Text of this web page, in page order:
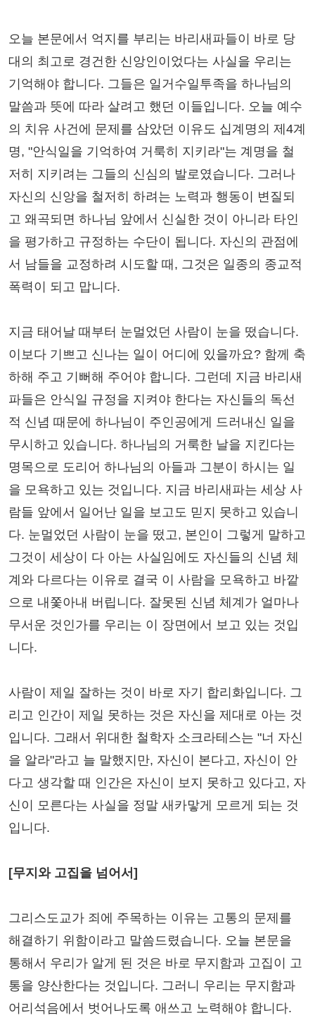
오늘 본문에서 억지를 부리는 바리새파들이 바로 당
대의 최고로 경건한 신앙인이었다는 사실을 우리는
기억해야 합니다. 그들은 일거수일투족을 하나님의
말씀과 뜻에 따라 살려고 했던 이들입니다. 오늘 예수
의 치유 사건에 문제를 삼았던 이유도 십계명의 제4계
명, "안식일을 기억하여 거룩히 지키라"는 계명을 철
저히 지키려는 그들의 신심의 발로였습니다. 그러나
자신의 신앙을 철저히 하려는 노력과 행동이 변질되
고 왜곡되면 하나님 앞에서 신실한 것이 아니라 타인
을 평가하고 규정하는 수단이 됩니다. 자신의 관점에
서 남들을 교정하려 시도할 때, 그것은 일종의 종교적
폭력이 되고 맙니다.
지금 태어날 때부터 눈멀었던 사람이 눈을 떴습니다.
이보다 기쁘고 신나는 일이 어디에 있을까요? 함께 축
하해 주고 기뻐해 주어야 합니다. 그런데 지금 바리새
파들은 안식일 규정을 지켜야 한다는 자신들의 독선
적 신념 때문에 하나님이 주인공에게 드러내신 일을
무시하고 있습니다. 하나님의 거룩한 날을 지킨다는
명목으로 도리어 하나님의 아들과 그분이 하시는 일
을 모욕하고 있는 것입니다. 지금 바리새파는 세상 사
람들 앞에서 일어난 일을 보고도 믿지 못하고 있습니
다. 눈멀었던 사람이 눈을 떴고, 본인이 그렇게 말하고
그것이 세상이 다 아는 사실임에도 자신들의 신념 체
계와 다르다는 이유로 결국 이 사람을 모욕하고 바깥
으로 내쫓아내 버립니다. 잘못된 신념 체계가 얼마나
무서운 것인가를 우리는 이 장면에서 보고 있는 것입
니다.
사람이 제일 잘하는 것이 바로 자기 합리화입니다. 그
리고 인간이 제일 못하는 것은 자신을 제대로 아는 것
입니다. 그래서 위대한 철학자 소크라테스는 "너 자신
을 알라"라고 늘 말했지만, 자신이 본다고, 자신이 안
다고 생각할 때 인간은 자신이 보지 못하고 있다고, 자
신이 모른다는 사실을 정말 새카맣게 모르게 되는 것
입니다.
[무지와 고집을 넘어서]
그리스도교가 죄에 주목하는 이유는 고통의 문제를
해결하기 위함이라고 말씀드렸습니다. 오늘 본문을
통해서 우리가 알게 된 것은 바로 무지함과 고집이 고
통을 양산한다는 것입니다. 그러니 우리는 무지함과
어리석음에서 벗어나도록 애쓰고 노력해야 합니다.